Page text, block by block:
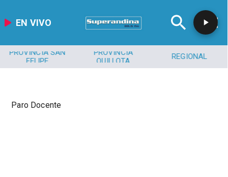
EN VIVO
PROVINCIA SAN
FELIPE
PROVINCIA
QUILLOTA
REGIONAL
Paro Docente